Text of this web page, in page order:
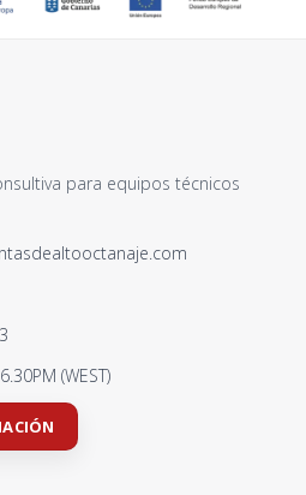
para equipos técnicos
(WEST)